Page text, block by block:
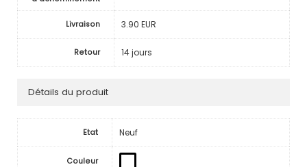
Livraison 3.90 EUR
Retour 14 jours
Détails du produit
Etat Neuf
Couleur